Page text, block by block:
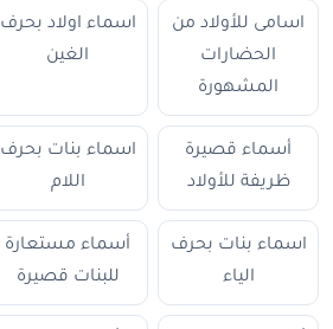
اسامى للأولاد من
الحضارات
المشهورة
اسماء اولاد بحرف
الغين
أسماء قصيرة
ظريفة للأولاد
اسماء بنات بحرف
اللام
اسماء بنات بحرف
الياء
أسماء مستعارة
للبنات قصيرة